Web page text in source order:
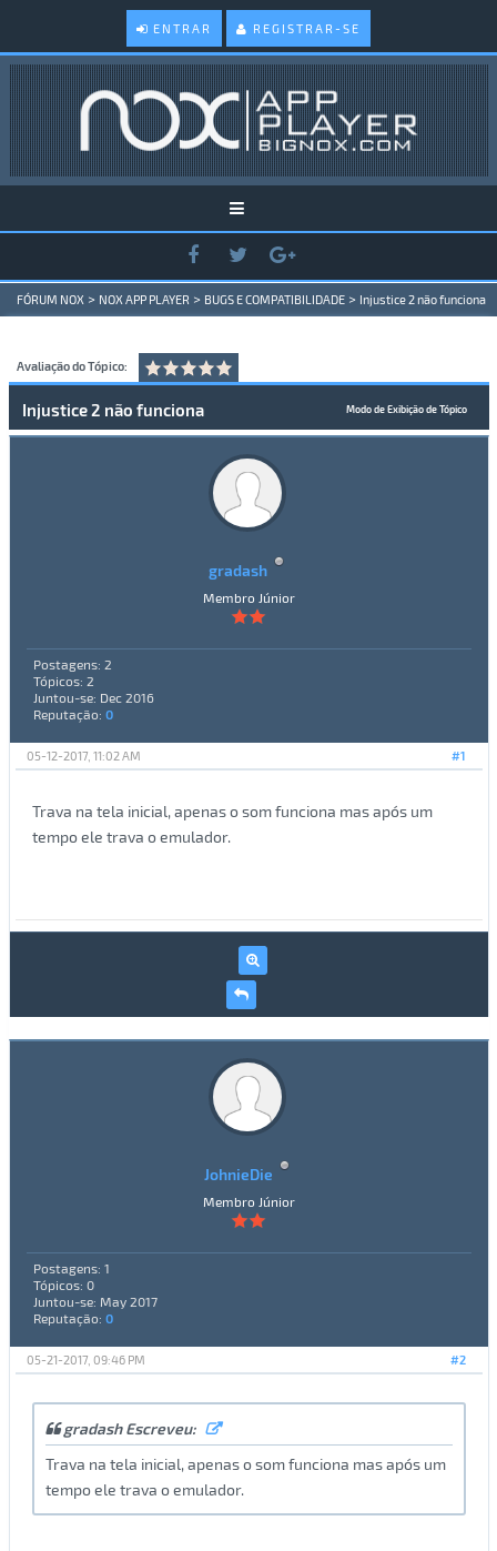
ENTRAR REGISTRAR-SE
FÓRUM NOX > NOX APP PLAYER > BUGS E COMPATIBILIDADE > Injustice 2 não funciona
Avaliação do Tópico:
Modo de Exibição de Tópico
Injustice 2 não funciona
gradash
Membro Júnior
Postagens: 2
Tópicos: 2
Juntou-se: Dec 2016
Reputação: 0
#1
05-12-2017, 11:02 AM
Trava na tela inicial, apenas o som funciona mas após um
tempo ele trava o emulador.
JohnieDie
Membro Júnior
Postagens: 1
Tópicos: 0
Juntou-se: May 2017
Reputação: 0
#2
05-21-2017, 09:46 PM
gradash Escreveu:
Trava na tela inicial, apenas o som funciona mas após um
tempo ele trava o emulador.